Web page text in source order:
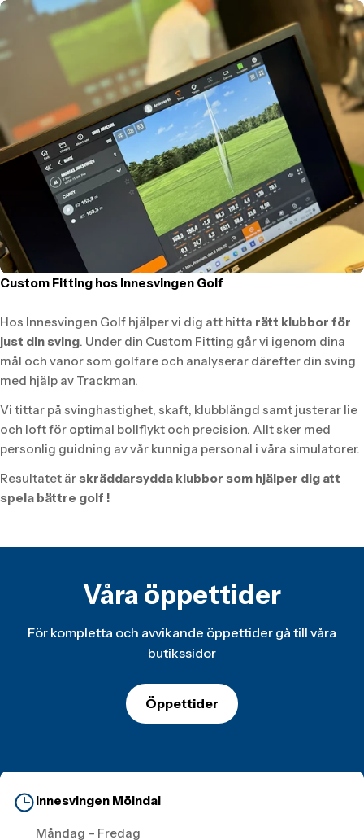
Custom Fitting hos Innesvingen Golf
Hos Innesvingen Golf hjälper vi dig att hitta rätt klubbor för
just din sving. Under din Custom Fitting går vi igenom dina
mål och vanor som golfare och analyserar därefter din sving
med hjälp av Trackman.
Vi tittar på svinghastighet, skaft, klubblängd samt justerar lie
och loft för optimal bollflykt och precision. Allt sker med
personlig guidning av vår kunniga personal i våra simulatorer.
Resultatet ärskräddarsydda klubbor som hjälper dig att
spela bättre golf !
Våra öppettider
För kompletta och avvikande öppettider gå till våra
butikssidor
Öppettider
Innesvingen Mölndal
Måndag – Fredag